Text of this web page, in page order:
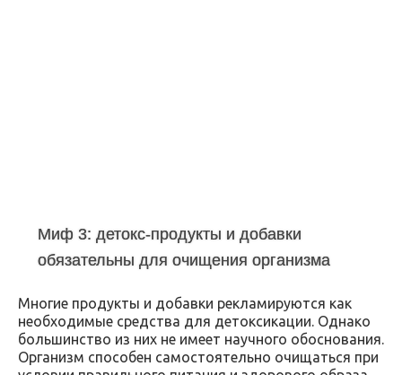
Миф 3: детокс-продукты и добавки
обязательны для очищения организма
Многие продукты и добавки рекламируются как
необходимые средства для детоксикации. Однако
большинство из них не имеет научного обоснования.
Организм способен самостоятельно очищаться при